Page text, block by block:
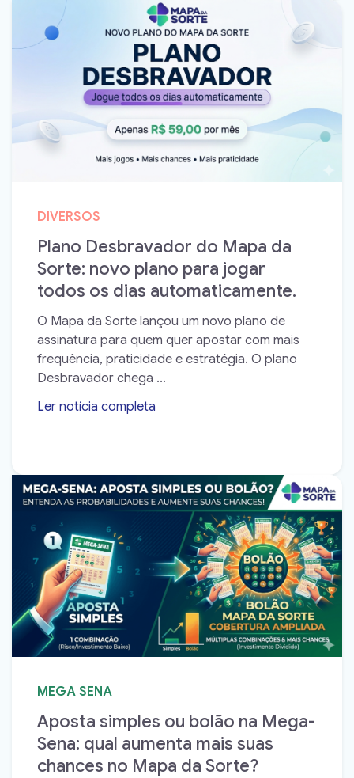
DIVERSOS
Plano Desbravador do Mapa da
Sorte: novo plano para jogar
todos os dias automaticamente.
O Mapa da Sorte lançou um novo plano de
assinatura para quem quer apostar com mais
frequência, praticidade e estratégia. O plano
Desbravador chega ...
Ler notícia completa
MEGA SENA
Aposta simples ou bolão na Mega-
Sena: qual aumenta mais suas
chances no Mapa da Sorte?